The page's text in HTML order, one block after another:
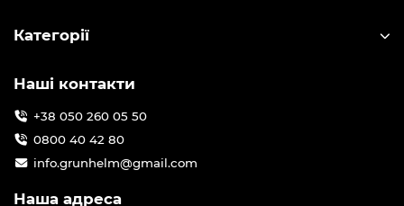
Категорії
Наші контакти
+38 050 260 05 50
0800 40 42 80
info.grunhelm@gmail.com
Наша адреса